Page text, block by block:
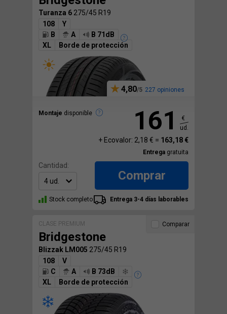
Turanza 6 275/45 R19
108
Y
B
A
B 71dB
XL
Borde de protección
4,80 227 opiniones
Montaje disponible 161
€
ud.
+ Ecovalor: 2,18 € = 163,18 €
Entrega gratuita
Cantidad:
Comprar
Stock completo Entrega 3-4 días laborables
CLASE PREMIUM
Bridgestone
Blizzak LM005 275/45 R19
108
V
C
A
B 73dB
XL
Borde de protección
Comparar